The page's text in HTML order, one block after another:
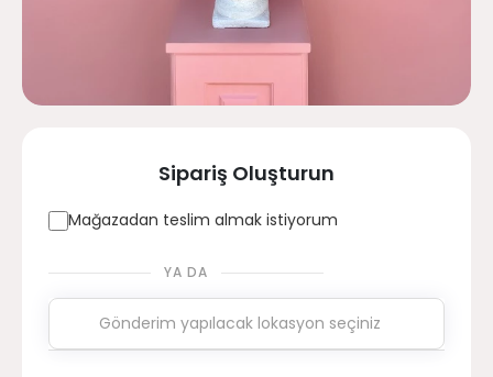
Sipariş Oluşturun
Mağazadan teslim almak istiyorum
YA DA